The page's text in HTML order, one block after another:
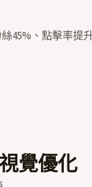
45%、點擊率提
覺優化